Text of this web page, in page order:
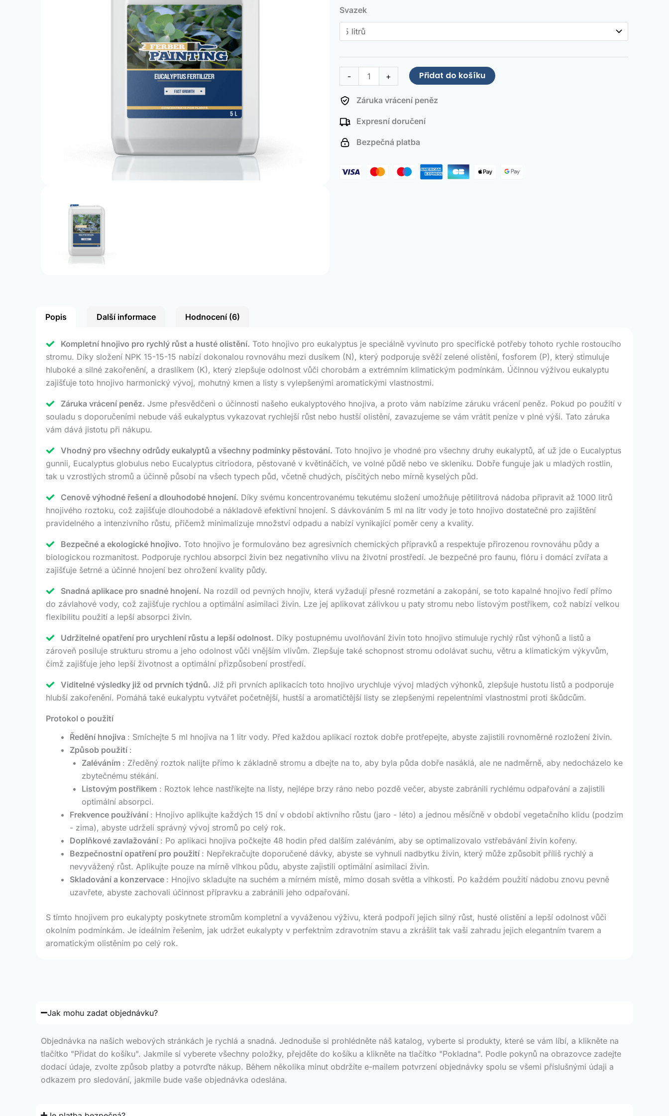
Svazek
-
Fertilizer
+ Přidat do košíku
Záruka vrácení peněz
Expresní doručení
Bezpečná platba
Popis Další informace Hodnocení (6)
Kompletní hnojivo pro rychlý růst a husté olistění. Toto hnojivo pro eukalyptus je speciálně vyvinuto pro specifické potřeby tohoto rychle rostoucího
stromu. Díky složení NPK 15-15-15 nabízí dokonalou rovnováhu mezi dusíkem (N), který podporuje svěží zelené olistění, fosforem (P), který stimuluje
hluboké a silné zakořenění, a draslíkem (K), který zlepšuje odolnost vůči chorobám a extrémním klimatickým podmínkám. Účinnou výživou eukalyptu
zajišťuje toto hnojivo harmonický vývoj, mohutný kmen a listy s vylepšenými aromatickými vlastnostmi.
Záruka vrácení peněz. Jsme přesvědčeni o účinnosti našeho eukalyptového hnojiva, a proto vám nabízíme záruku vrácení peněz. Pokud po použití v
souladu s doporučeními nebude váš eukalyptus vykazovat rychlejší růst nebo hustší olistění, zavazujeme se vám vrátit peníze v plné výši. Tato záruka
vám dává jistotu při nákupu.
Vhodný pro všechny odrůdy eukalyptů a všechny podmínky pěstování. Toto hnojivo je vhodné pro všechny druhy eukalyptů, ať už jde o Eucalyptus
gunnii, Eucalyptus globulus nebo Eucalyptus citriodora, pěstované v květináčích, ve volné půdě nebo ve skleníku. Dobře funguje jak u mladých rostlin,
tak u vzrostlých stromů a účinně působí na všech typech půd, včetně chudých, písčitých nebo mírně kyselých půd.
Cenově výhodné řešení a dlouhodobé hnojení. Díky svému koncentrovanému tekutému složení umožňuje pětilitrová nádoba připravit až 1000 litrů
hnojivého roztoku, což zajišťuje dlouhodobé a nákladově efektivní hnojení. S dávkováním 5 ml na litr vody je toto hnojivo dostatečné pro zajištění
pravidelného a intenzivního růstu, přičemž minimalizuje množství odpadu a nabízí vynikající poměr ceny a kvality.
Bezpečné a ekologické hnojivo. Toto hnojivo je formulováno bez agresivních chemických přípravků a respektuje přirozenou rovnováhu půdy a
biologickou rozmanitost. Podporuje rychlou absorpci živin bez negativního vlivu na životní prostředí. Je bezpečné pro faunu, flóru i domácí zvířata a
zajišťuje šetrné a účinné hnojení bez ohrožení kvality půdy.
Snadná aplikace pro snadné hnojení. Na rozdíl od pevných hnojiv, která vyžadují přesné rozmetání a zakopání, se toto kapalné hnojivo ředí přímo
do závlahové vody, což zajišťuje rychlou a optimální asimilaci živin. Lze jej aplikovat zálivkou u paty stromu nebo listovým postřikem, což nabízí velkou
flexibilitu použití a lepší absorpci živin.
Udržitelné opatření pro urychlení růstu a lepší odolnost. Díky postupnému uvolňování živin toto hnojivo stimuluje rychlý růst výhonů a listů a
zároveň posiluje strukturu stromu a jeho odolnost vůči vnějším vlivům. Zlepšuje také schopnost stromu odolávat suchu, větru a klimatickým výkyvům,
čímž zajišťuje jeho lepší životnost a optimální přizpůsobení prostředí.
Viditelné výsledky již od prvních týdnů. Již při prvních aplikacích toto hnojivo urychluje vývoj mladých výhonků, zlepšuje hustotu listů a podporuje
hlubší zakořenění. Pomáhá také eukalyptu vytvářet početnější, hustší a aromatičtější listy se zlepšenými repelentními vlastnostmi proti škůdcům.
Protokol o použití
Ředění hnojiva : Smíchejte 5 ml hnojiva na 1 litr vody. Před každou aplikací roztok dobře protřepejte, abyste zajistili rovnoměrné rozložení živin.
Způsob použití :
Zaléváním : Zředěný roztok nalijte přímo k základně stromu a dbejte na to, aby byla půda dobře nasáklá, ale ne nadměrně, aby nedocházelo ke
zbytečnému stékání.
Listovým postřikem : Roztok lehce nastříkejte na listy, nejlépe brzy ráno nebo pozdě večer, abyste zabránili rychlému odpařování a zajistili
optimální absorpci.
Frekvence používání : Hnojivo aplikujte každých 15 dní v období aktivního růstu (jaro - léto) a jednou měsíčně v období vegetačního klidu (podzim
- zima), abyste udrželi správný vývoj stromů po celý rok.
Doplňkové zavlažování : Po aplikaci hnojiva počkejte 48 hodin před dalším zaléváním, aby se optimalizovalo vstřebávání živin kořeny.
Bezpečnostní opatření pro použití : Nepřekračujte doporučené dávky, abyste se vyhnuli nadbytku živin, který může způsobit příliš rychlý a
nevyvážený růst. Aplikujte pouze na mírně vlhkou půdu, abyste zajistili optimální asimilaci živin.
Skladování a konzervace : Hnojivo skladujte na suchém a mírném místě, mimo dosah světla a vlhkosti. Po každém použití nádobu znovu pevně
uzavřete, abyste zachovali účinnost přípravku a zabránili jeho odpařování.
S tímto hnojivem pro eukalypty poskytnete stromům kompletní a vyváženou výživu, která podpoří jejich silný růst, husté olistění a lepší odolnost vůči
okolním podmínkám. Je ideálním řešením, jak udržet eukalypty v perfektním zdravotním stavu a zkrášlit tak vaši zahradu jejich elegantním tvarem a
aromatickým olistěním po celý rok.
Jak mohu zadat objednávku?
Objednávka na našich webových stránkách je rychlá a snadná. Jednoduše si prohlédněte náš katalog, vyberte si produkty, které se vám líbí, a klikněte na
tlačítko "Přidat do košíku". Jakmile si vyberete všechny položky, přejděte do košíku a klikněte na tlačítko "Pokladna". Podle pokynů na obrazovce zadejte
dodací údaje, zvolte způsob platby a potvrďte nákup. Během několika minut obdržíte e-mailem potvrzení objednávky spolu se všemi příslušnými údaji a
odkazem pro sledování, jakmile bude vaše objednávka odeslána.